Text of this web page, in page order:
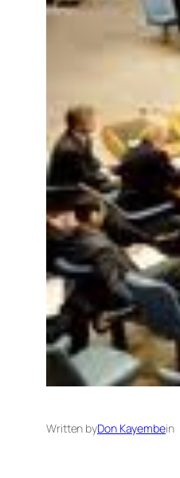
Written byDon Kayembein